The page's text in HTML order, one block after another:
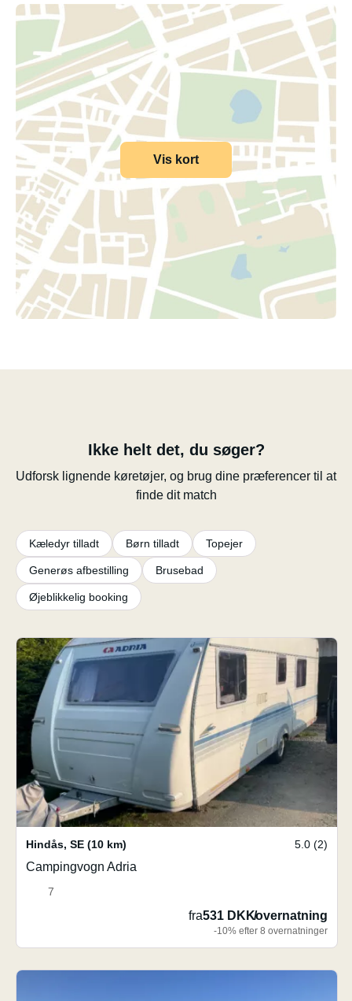
Vis kort
Ikke helt det, du søger?
Udforsk lignende køretøjer, og brug dine præferencer til at
finde dit match
Kæledyr tilladt Børn tilladt Topejer
Generøs afbestilling Brusebad
Øjeblikkelig booking
Hindås, SE (10 km) 5.0 (2)
Campingvogn Adria
7
fra531 DKK/overnatning
-10% efter 8 overnatninger